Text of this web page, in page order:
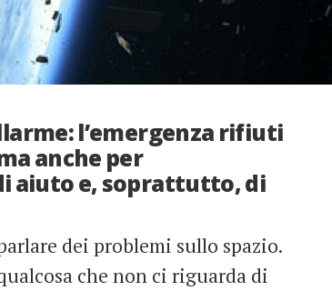
l’emergenza rifiuti
anche per
aiuto e, soprattutto, di
dei problemi sullo spazio.
che non ci riguarda di